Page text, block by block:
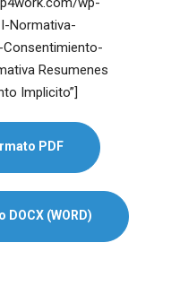
Normativa-
Resumenes
Implicito”]
PDF
(WORD)